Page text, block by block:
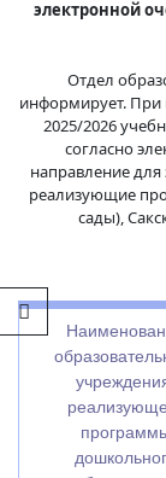
электронной
Отдел
информирует. При
2025/2026
согласно
направление
реализующие
сады),